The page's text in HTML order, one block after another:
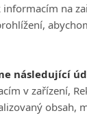
na
následující
v zařízení,
obsah,